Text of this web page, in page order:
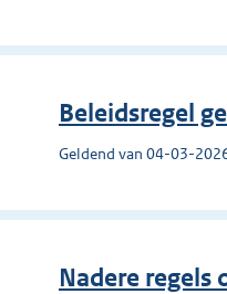
Beleidsregel
Geldend van 04-03-
Nadere